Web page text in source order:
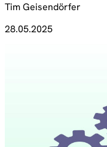
Tim Geisendörfer
28.05.2025